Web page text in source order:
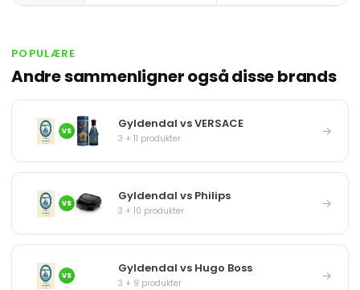
POPULÆRE
Andre sammenligner også disse brands
VS Gyldendal vs VERSACE
3 + 11 produkter →
VS Gyldendal vs Philips
3 + 10 produkter →
VS Gyldendal vs Hugo Boss
3 + 9 produkter →